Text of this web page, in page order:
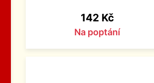
Cena
142 Kč
Na poptání